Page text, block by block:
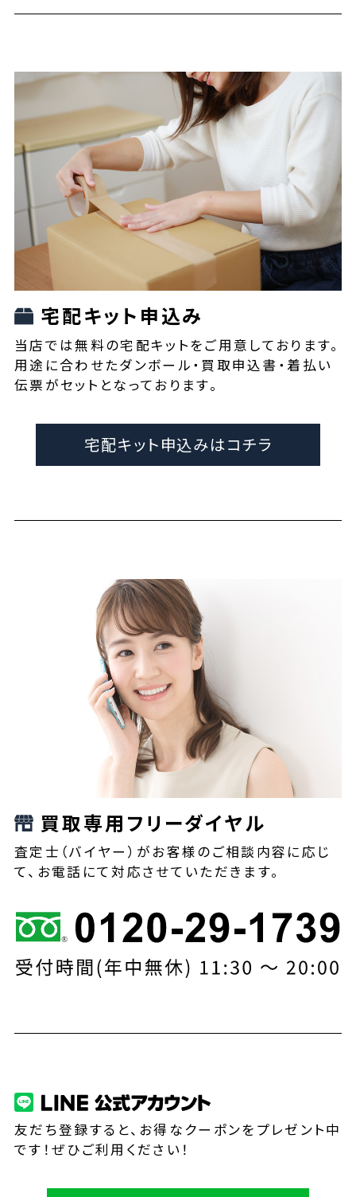
宅配キット申込み
当店では無料の宅配キットをご用意しております。
用途に合わせたダンボール・買取申込書・着払い
伝票がセットとなっております。
宅配キット申込みはコチラ
買取専用フリーダイヤル
査定士（バイヤー）がお客様のご相談内容に応じ
て、お電話にて対応させていただきます。
友だち登録すると、お得なクーポンをプレゼント中
です！ぜひご利用ください！